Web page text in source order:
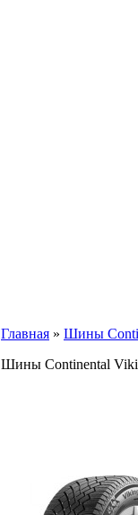
Главная » Шины
Шины Continental